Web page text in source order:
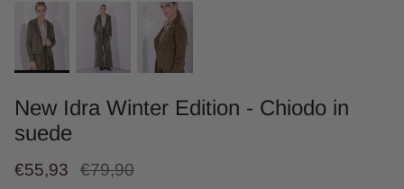
New Idra Winter Edition - Chiodo in
suede
€55,93 €79,90